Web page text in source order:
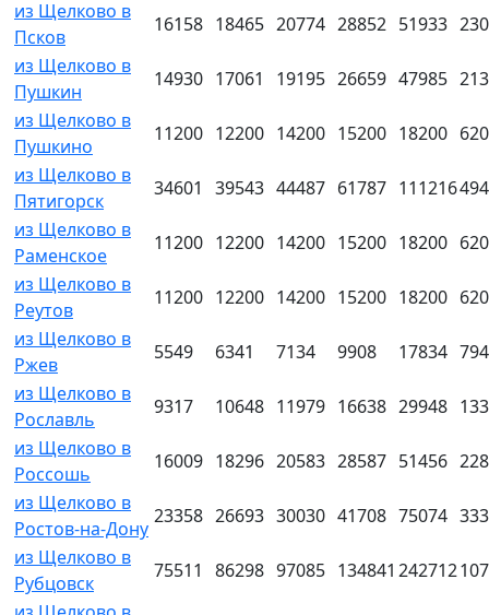
из Щелково в
Псков
16158 18465 20774 28852 51933
из Щелково в
Пушкин
14930 17061 19195 26659 47985
из Щелково в
Пушкино
11200 12200 14200 15200 18200
из Щелково в
Пятигорск
34601 39543 44487 61787 111216
из Щелково в
Раменское
11200 12200 14200 15200 18200
из Щелково в
Реутов
11200 12200 14200 15200 18200
из Щелково в
Ржев
5549 6341 7134 9908 17834 794
из Щелково в
Рославль
9317 10648 11979 16638 29948
из Щелково в
Россошь
16009 18296 20583 28587 51456
из Щелково в
Ростов-на-Дону
23358 26693 30030 41708 75074
из Щелково в
Рубцовск
75511 86298 97085 134841 242712